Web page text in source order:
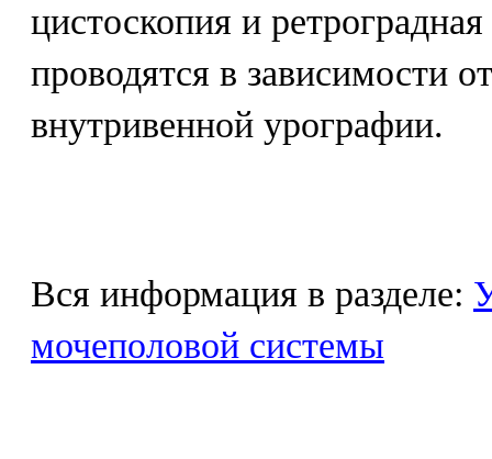
цистоскопия и
проводятся в зависимости
внутривенной урографии.
Вся информация в разделе:
мочеполовой системы